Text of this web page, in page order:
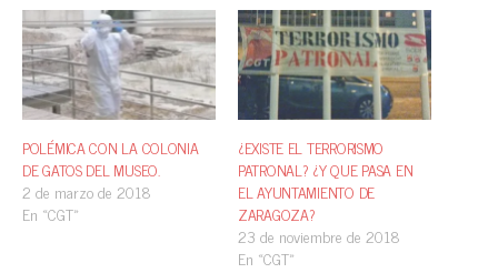
POLÉMICA CON LA COLONIA
DE GATOS DEL MUSEO.
2 de marzo de 2018
En «CGT»
¿EXISTE EL TERRORISMO
PATRONAL? ¿Y QUE PASA EN
EL AYUNTAMIENTO DE
ZARAGOZA?
23 de noviembre de 2018
En «CGT»